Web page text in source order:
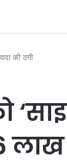
की ठगी